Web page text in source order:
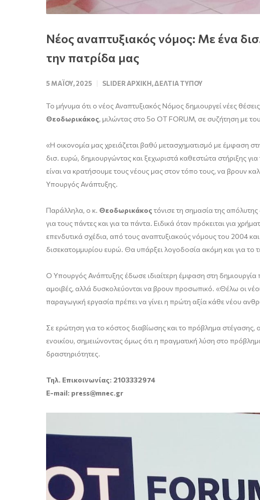
Νέος αναπτυξιακός νόμος: Με ένα
την πατρίδα μας
5 ΜΑΪ́ΟΥ, 2025 SLIDER ΑΡΧΙΚΉ,ΔΕΛΤΊΑ ΤΎΠΟΥ
Το μήνυμα ότι ο νέος Αναπτυξιακός Νόμος δημιουργεί νέες
Θεοδωρικάκος, μιλώντας στο 5ο OT FORUM, σε συζήτηση με
«Η οικονομία μας χρειάζεται βαθύ μετασχηματισμό με έμφαση
δισ. ευρώ, δημιουργώντας και ξεχωριστά καθεστώτα στήριξης
είναι να κρατήσουμε τους νέους μας στον τόπο τους, να βρουν
Υπουργός Ανάπτυξης.
Παράλληλα, ο κ. Θεοδωρικάκος τόνισε τη σημασία της
για τους πάντες και για τα πάντα. Ειδικά όταν πρόκειται για
επενδυτικά σχέδια, από τους αναπτυξιακούς νόμους του 2004
δισεκατομμυρίου ευρώ. Θα υπάρξει λογοδοσία ακόμη και για
Ο Υπουργός Ανάπτυξης έδωσε ιδιαίτερη έμφαση στη
αμοιβές, αλλά δυσκολεύονται να βρουν προσωπικό. «Θέλω οι
παραγωγική εργασία πρέπει να γίνει η πρώτη αξία κάθε νέου
Σε ερώτηση για το κόστος διαβίωσης και το πρόβλημα στέγασης,
ενοικίου, σημειώνοντας όμως ότι η πραγματική λύση στο
δραστηριότητες.
Τηλ. Επικοινωνίας: 2103332974
E-mail: press@mnec.gr